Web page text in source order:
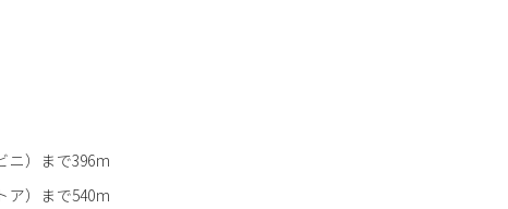
ニ）まで396m
ア）まで540m